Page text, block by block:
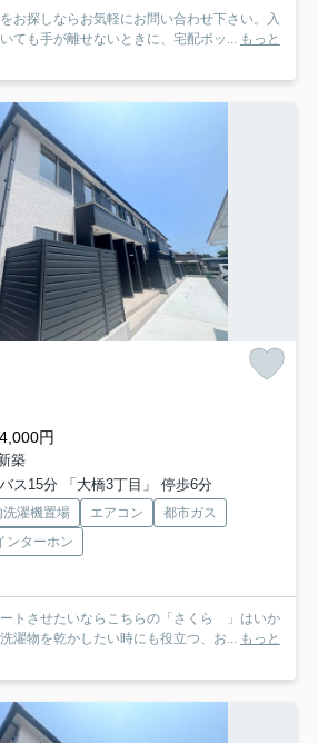
お探しならお気軽にお問い合わせ下さい。入
ても手が離せないときに、宅配ボッ... もっと
円
築
ス15分 「大橋3丁目」 停歩6分
洗濯機置場 エアコン
都市ガス
ンターホン
トさせたいならこちらの「さくら 」はいか
濯物を乾かしたい時にも役立つ、お... もっと